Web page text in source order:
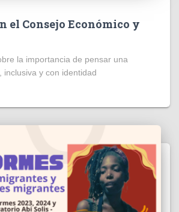
el Consejo Económico y
la importancia de pensar una
inclusiva y con identidad